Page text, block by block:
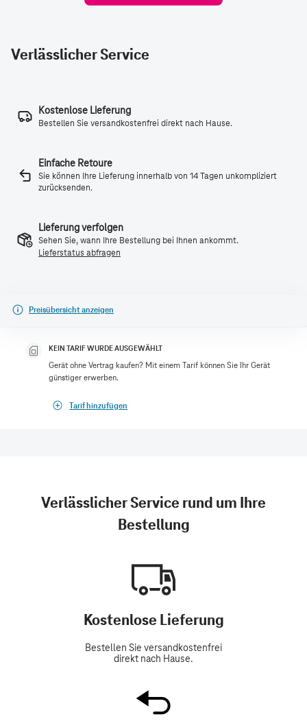
Verlässlicher Service
Kostenlose Lieferung
Bestellen Sie versandkostenfrei direkt nach Hause.
Einfache Retoure
Sie können Ihre Lieferung innerhalb von 14 Tagen unkompliziert
zurücksenden.
Lieferung verfolgen
Sehen Sie, wann Ihre Bestellung bei Ihnen ankommt.
Lieferstatus abfragen
Preisübersicht anzeigen
KEIN TARIF WURDE AUSGEWÄHLT
Gerät ohne Vertrag kaufen? Mit einem Tarif können Sie Ihr Gerät
günstiger erwerben.
Tarif hinzufügen